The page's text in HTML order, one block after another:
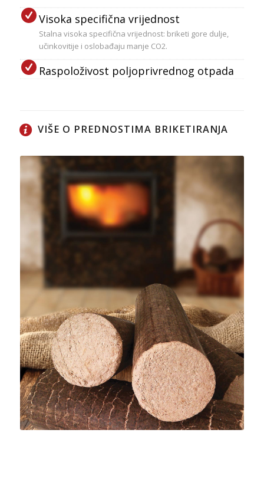
Visoka specifična vrijednost
Stalna visoka specifična vrijednost: briketi gore dulje,
učinkovitije i oslobađaju manje CO2.
Raspoloživost poljoprivrednog otpada
VIŠE O PREDNOSTIMA BRIKETIRANJA